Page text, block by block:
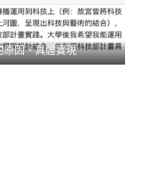
原因、具體實現